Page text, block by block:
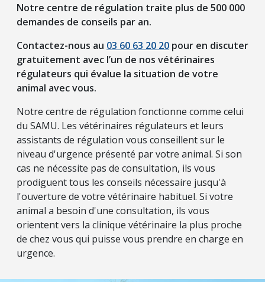
Notre centre de régulation traite plus de 500 000
demandes de conseils par an.
Contactez-nous au 03 60 63 20 20 pour en discuter
gratuitement avec l’un de nos vétérinaires
régulateurs qui évalue la situation de votre
animal avec vous.
Notre centre de régulation fonctionne comme celui
du SAMU. Les vétérinaires régulateurs et leurs
assistants de régulation vous conseillent sur le
niveau d'urgence présenté par votre animal. Si son
cas ne nécessite pas de consultation, ils vous
prodiguent tous les conseils nécessaire jusqu'à
l'ouverture de votre vétérinaire habituel. Si votre
animal a besoin d'une consultation, ils vous
orientent vers la clinique vétérinaire la plus proche
de chez vous qui puisse vous prendre en charge en
urgence.